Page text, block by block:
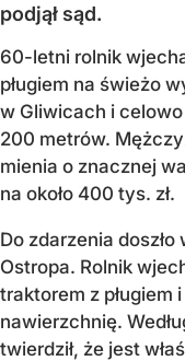
podjął sąd.
60-letni rolnik
pługiem na świeżo
w Gliwicach i celowo
200 metrów.
mienia o znacznej
na około 400 tys. zł.
Do zdarzenia
Ostropa. Rolnik
traktorem z pługiem
nawierzchnię.
twierdził, że jest